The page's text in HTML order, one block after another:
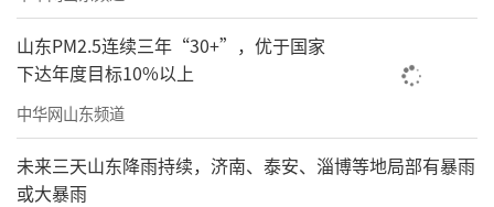
山东PM2.5连续三年“30+”，优于国家
下达年度目标10%以上
中华网山东频道
未来三天山东降雨持续，济南、泰安、淄博等地局部有暴雨
或大暴雨